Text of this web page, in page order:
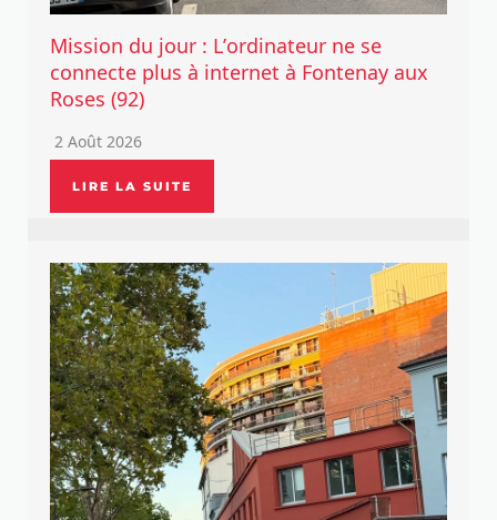
Mission du jour : L’ordinateur ne se
connecte plus à internet à Fontenay aux
Roses (92)
2 Août 2026
LIRE LA SUITE